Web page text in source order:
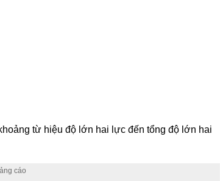
từ hiệu độ lớn hai lực đến tổng độ lớn hai